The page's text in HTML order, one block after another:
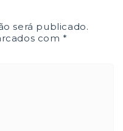
será publicado.
com*